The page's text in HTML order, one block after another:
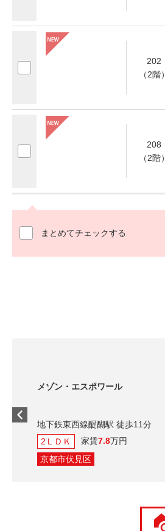
202
（2階）
208
（2階）
まとめてチェックする
メゾン・エスポワール
地下鉄東西線醍醐駅 徒歩11分
2ＬＤＫ
家賃7.8万円
京都市伏見区